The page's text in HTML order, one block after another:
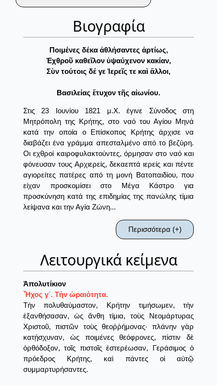
Βιογραφία
Ποιμένες δέκα ἀθλήσαντες ἀρτίως,
Ἐχθροῦ καθεῖλον ὑψαύχενον κακίαν,
Σὺν τούτοις δέ γε Ἱερεῖς τε καὶ ἄλλοι,
Βασιλείας ἔτυχον τῆς αἰωνίου.
Στις 23 Ιουνίου 1821 μ.Χ. έγινε Σύνοδος στη
Μητρόπολη της Κρήτης, στο ναό του Αγίου Μηνά
κατά την οποία ο Επίσκοπος Κρήτης άρχισε να
διαβάζει ένα γράμμα απεσταλμένο από το βεζύρη.
Οι εχθροί καιροφυλακτούντες, όρμησαν στο ναό και
φόνευσαν τους Αρχιερείς, δεκαεπτά ιερείς και πέντε
αγιορείτες πατέρες από τη μονή Βατοπαιδίου, που
είχαν προσκομίσει στο Μέγα Κάστρο για
προσκύνηση κατά της επιδημίας της πανώλης τίμια
λείψανα και την Αγία Ζώνη...
Περισσότερα (+)
Λειτουργικά κείμενα
Ἀπολυτίκιον
Ἦχος γ´. Τὴν ὡραιότητα.
Τὴν πολυθαύμαστον, Κρήτην τιμήσωμεν, τὴν
ἐξανθήσασαν, ὡς ἄνθη τίμια, τοὺς Νεομάρτυρας
Χριστοῦ, πιστῶν τοὺς θεοῤῥήμονας· πλάνην γὰρ
κατῄσχυναν, ὡς ποιμένες θεόφρονες, πίστιν δὲ
ὀρθόδοξον, τοῖς πιστοῖς ἐστερέωσαν, Γεράσιμος ὁ
πρόεδρος Κρήτης, καὶ πάντες οἱ αὐτῷ
συμμαρτυρήσαντες.